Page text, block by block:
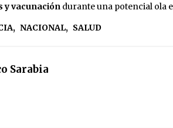
y vacunación durante una potencial ola
, NACIONAL, SALUD
Sarabia